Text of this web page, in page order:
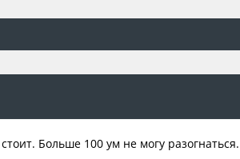
Больше 100 ум не могу разогнаться.